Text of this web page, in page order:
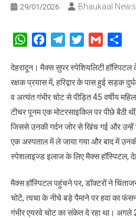
29/01/2026 Bhaukaal News
WhatsAppFacebookTelegramTwitterGmail
देहरादून। मैक्स सुपर स्पेशियलिटी
रक्षक प्रयास में, हरिद्वार के पास हुई सड़क
व अत्यंत गंभीर चोट से पीड़ित 45 वर्षीय
टीचर पूनम एक मोटरसाइकिल पर पीछे बैठी
जिससे उनकी गर्दन जोर से खिंच गई और
एक अस्पताल में ले जाया गया और बाद में
स्पेशलाइज्ड इलाज के लिए मैक्स हॉस्पिटल,
मैक्स हॉस्पिटल पहुंचने पर, डॉक्टरों ने
चोटें, त्वचा के नीचे बड़े पैमाने पर हवा का
गंभीर एयरवे चोट का संकेत दे रहा था।